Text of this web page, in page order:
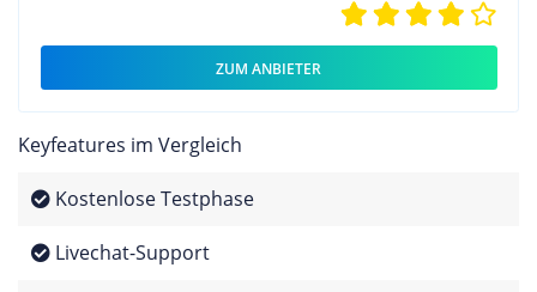
ZUM ANBIETER
Keyfeatures im Vergleich
Kostenlose Testphase
Livechat-Support